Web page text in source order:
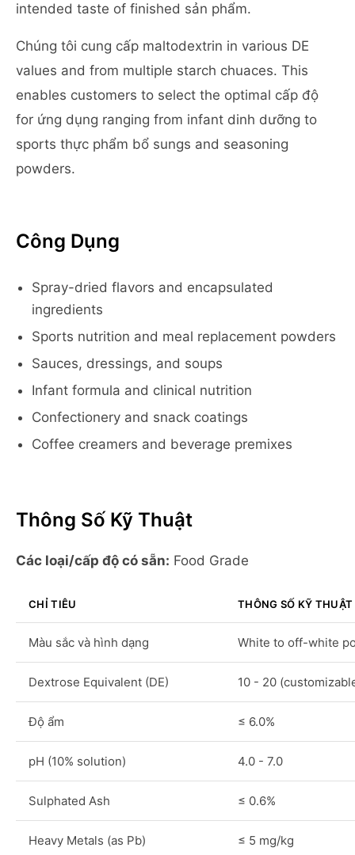
intended taste of finished sản phẩm.
Chúng tôi cung cấp maltodextrin in various DE
values and from multiple starch chuaces. This
enables customers to select the optimal cấp độ
for ứng dụng ranging from infant dinh dưỡng to
sports thực phẩm bổ sungs and seasoning
powders.
Công Dụng
Spray-dried flavors and encapsulated
ingredients
Sports nutrition and meal replacement powders
Sauces, dressings, and soups
Infant formula and clinical nutrition
Confectionery and snack coatings
Coffee creamers and beverage premixes
Thông Số Kỹ Thuật
Các loại/cấp độ có sẵn: Food Grade
CHỈ TIÊU THÔNG SỐ KỸ THUẬT
Màu sắc và hình dạng White to off-white
Dextrose Equivalent (DE) 10 - 20
Độ ẩm ≤ 6.0%
pH (10% solution) 4.0 - 7.0
Sulphated Ash ≤ 0.6%
Heavy Metals (as Pb) ≤ 5 mg/kg